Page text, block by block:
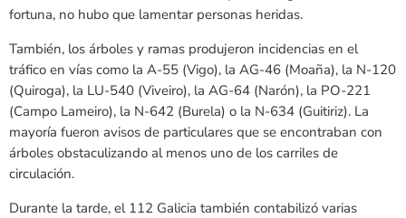
fortuna, no hubo que lamentar personas heridas.
También, los árboles y ramas produjeron incidencias en el
tráfico en vías como la A-55 (Vigo), la AG-46 (Moaña), la N-120
(Quiroga), la LU-540 (Viveiro), la AG-64 (Narón), la PO-221
(Campo Lameiro), la N-642 (Burela) o la N-634 (Guitiriz). La
mayoría fueron avisos de particulares que se encontraban con
árboles obstaculizando al menos uno de los carriles de
circulación.
Durante la tarde, el 112 Galicia también contabilizó varias